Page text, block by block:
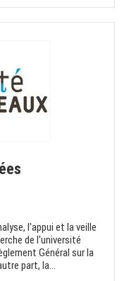
l'appui et la veille
de l'université
Général sur la
part, la...